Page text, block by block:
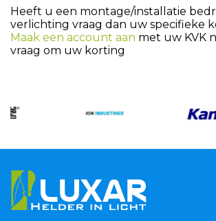
Heeft u een montage/installatie
verlichting vraag dan uw specifieke
Maak een account aan met uw KVK
vraag om uw korting